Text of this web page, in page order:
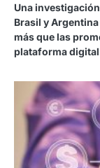
Una investigación
Brasil y
más que las
plataforma digital